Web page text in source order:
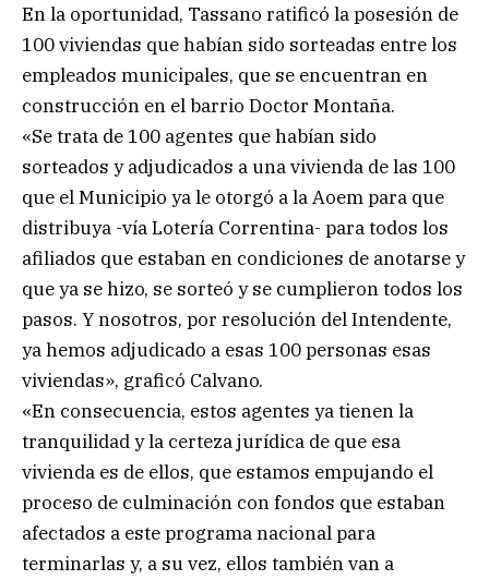
En la oportunidad, Tassano ratificó la posesión de
100 viviendas que habían sido sorteadas entre los
empleados municipales, que se encuentran en
construcción en el barrio Doctor Montaña.
«Se trata de 100 agentes que habían sido
sorteados y adjudicados a una vivienda de las 100
que el Municipio ya le otorgó a la Aoem para que
distribuya -vía Lotería Correntina- para todos los
afiliados que estaban en condiciones de anotarse y
que ya se hizo, se sorteó y se cumplieron todos los
pasos. Y nosotros, por resolución del Intendente,
ya hemos adjudicado a esas 100 personas esas
viviendas», graficó Calvano.
«En consecuencia, estos agentes ya tienen la
tranquilidad y la certeza jurídica de que esa
vivienda es de ellos, que estamos empujando el
proceso de culminación con fondos que estaban
afectados a este programa nacional para
terminarlas y, a su vez, ellos también van a